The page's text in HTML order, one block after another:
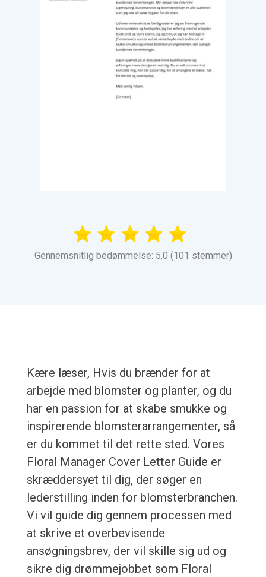
Gennemsnitlig bedømmelse: 5,0 (101 stemmer)
Kære læser, Hvis du brænder for at
arbejde med blomster og planter, og du
har en passion for at skabe smukke og
inspirerende blomsterarrangementer, så
er du kommet til det rette sted. Vores
Floral Manager Cover Letter Guide er
skræddersyet til dig, der søger en
lederstilling inden for blomsterbranchen.
Vi vil guide dig gennem processen med
at skrive et overbevisende
ansøgningsbrev, der vil skille sig ud og
sikre dig drømmejobbet som Floral